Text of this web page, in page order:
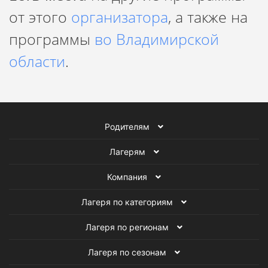
от этого организатора, а также на
программы во Владимирской
области.
Родителям
Лагерям
Компания
Лагеря по категориям
Лагеря по регионам
Лагеря по сезонам